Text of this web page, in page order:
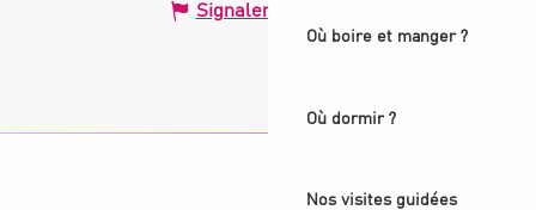
Où boire et manger ?
Où dormir ?
Nos visites guidées
Signaler une erreur